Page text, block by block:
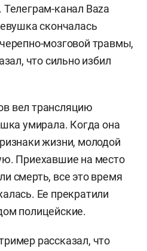
канал Baza
скончалась
мозговой травмы,
что сильно избил
вел трансляцию
умирала. Когда она
жизни, молодой
Приехавшие на место
смерть, все это время
Ее прекратили
полицейские.
рассказал, что